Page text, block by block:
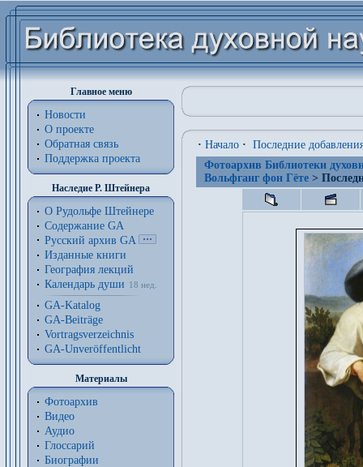
Главное меню
Новости
О проекте
Обратная связь
Поддержка проекта
Наследие Р. Штейнера
О Рудольфе Штейнере
Содержание GA
Русский архив GA
Изданные книги
География лекций
Календарь души
18 нед.
GA-Katalog
GA-Beiträge
Vortragsverzeichnis
GA-Unveröffentlicht
Материалы
Фотоархив
Видео
Аудио
Глоссарий
Биографии
· Начало · Последние
Фотоархив Библиотеки
Вольфганг фон Гёте >